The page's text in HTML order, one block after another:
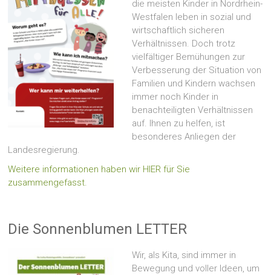
die meisten Kinder in Nordrhein-
Westfalen leben in sozial und
wirtschaftlich sicheren
Verhältnissen. Doch trotz
vielfältiger Bemühungen zur
Verbesserung der Situation von
Familien und Kindern wachsen
immer noch Kinder in
benachteiligten Verhältnissen
auf. Ihnen zu helfen, ist
besonderes Anliegen der
Landesregierung.
Weitere informationen haben wir HIER für Sie
zusammengefasst.
Die Sonnenblumen LETTER
Wir, als Kita, sind immer in
Bewegung und voller Ideen, um